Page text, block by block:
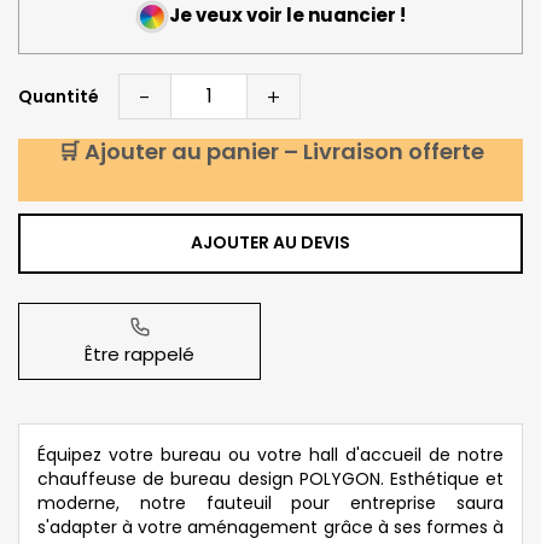
Je veux voir le nuancier !
Quantité -
+
🛒 Ajouter au panier – Livraison offerte
AJOUTER AU DEVIS
Être rappelé
Équipez votre bureau ou votre hall d'accueil de notre
chauffeuse de bureau design POLYGON. Esthétique et
moderne, notre fauteuil pour entreprise saura
s'adapter à votre aménagement grâce à ses formes à